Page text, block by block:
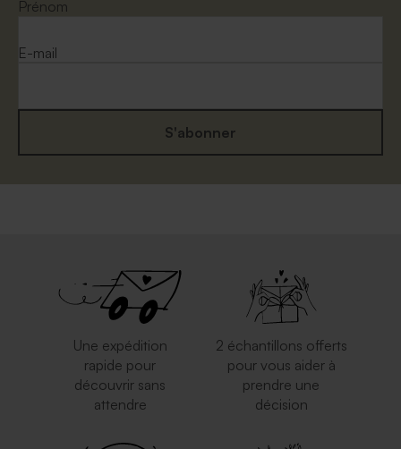
Enveloppe rose pâle
Enveloppe blanche
Prénom
E-mail
S'abonner
Une expédition
rapide pour
découvrir sans
attendre
2 échantillons offerts
pour vous aider à
prendre une
décision